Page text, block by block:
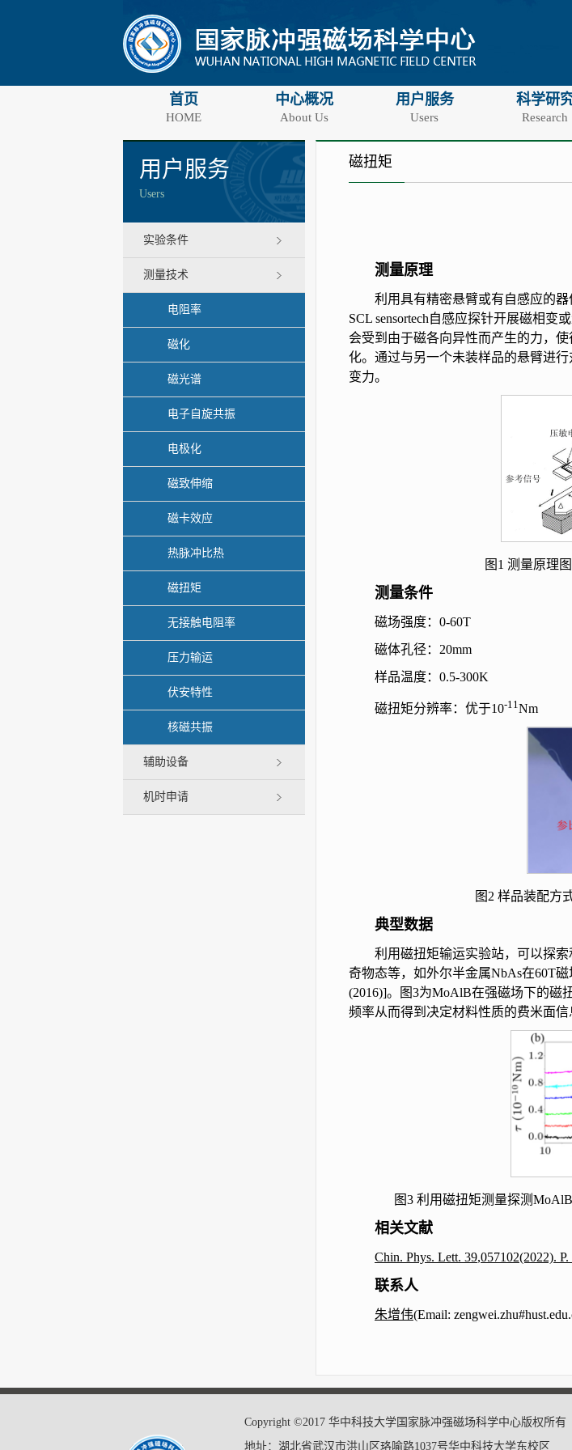
首页
HOME
中心概况
About Us
用户服务
Users
科学研
Research
用户服务
Users
实验条件
测量技术
电阻率
磁化
磁光谱
电子自旋共振
电极化
磁致伸缩
磁卡效应
热脉冲比热
磁扭矩
无接触电阻率
压力输运
伏安特性
核磁共振
辅助设备
机时申请
磁扭矩
测量原理
利用具有精密悬臂或有自感应的器
SCL sensortech自感应探针开展磁相变
会受到由于磁各向异性而产生的力，
化。通过与另一个未装样品的悬臂进
变力。
图 1 测量原理图
测量条件
磁场强度： 0-60T
磁体孔径： 20mm
样品温度： 0.5-300K
磁扭矩分辨率：优于10-11Nm
图 2 样品装配方
典型数据
利用磁扭矩输运实验站，可以探
奇物态等，如外尔半金属NbAs在60T磁
(2016)]。图3为MoAlB在强磁场下的磁
频率从而得到决定材料性质的费米面信
图3 利用磁扭矩测量探测MoAlB
相关文献
Chin. Phys. Lett. 39,057102(2022).
联系人
朱增伟(Email:
Copyright ©2017 华中科技大学国家脉冲强磁场科学中心版权所有
地址：湖北省武汉市洪山区珞喻路1037号华中科技大学东校区